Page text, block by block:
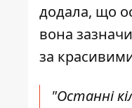
додала, що
вона
за
"Останні